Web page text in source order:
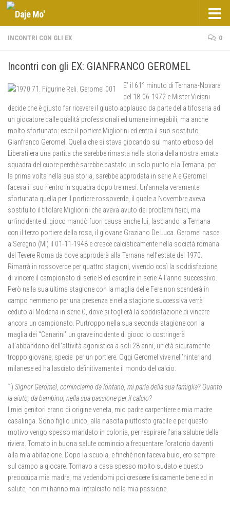
Salta al contenuto
INCONTRI CON GLI EX 0
Incontri con gli EX: GIANFRANCO GEROMEL
E’ il 61° minuto di Ternana-Novara
del 18-06-1972 e Mister Viciani
decide che è giusto far ricevere il giusto applauso da parte della tifoseria ad
un giocatore dalle qualità professionali ed umane innegabili, ma anche
molto sfortunato: esce il portiere Migliorini ed entra il suo sostituto
Gianfranco Geromel. Quella che si stava giocando sul manto erboso del
Liberati era una partita che sarebbe rimasta nella storia della nostra amata
squadra del cuore perchè sarebbe bastato un solo punto e la Ternana, per
la prima volta nella sua storia, sarebbe approdata in serie A e Geromel
faceva il suo rientro in squadra dopo tre mesi. Un’annata veramente
sfortunata quella per il portiere rossoverde, il quale a Novembre aveva
sostituito il titolare Migliorini che aveva avuto dei problemi fisici, ma
un’incidente di gioco mandò fuori causa anche lui, lasciando la Ternana
con il terzo portiere della rosa, il giovane Graziano De Luca. Geromel nasce
a Seregno (MI) il 01-11-1948 e cresce calcisticamente nella società romana
del Tevere Roma da dove approderà alla Ternana nell’estate del 1970.
Rimarrà in rossoverde per quattro stagioni, vivendo così la soddisfazione
di vincere il campionato di serie B ed esordire in serie A l’anno successivo.
Però nella sua ultima stagione con la maglia delle Fere non scenderà in
campo nemmeno per una presenza e nella stagione successiva verrà
ceduto al Modena in serie C, dove si toglierà la soddisfazione di vincere
ancora un campionato. Purtroppo nella sua seconda stagione con la
maglia dei “Canarini” un grave incidente di gioco lo costringerà
all’abbandono dell’attività agonistica a soli 28 anni, un’età sicuramente
troppo giovane, specie per un portiere. Oggi Geromel vive nell’hinterland
milanese ed ha lasciato definitivamente il mondo del calcio.
1) Signor Geromel, cominciamo da lontano, mi parla della sua famiglia? Quanto
la aiutò, da bambino, nella sua passione per il calcio?
I miei genitori erano di origine veneta, mio padre carpentiere e mia madre
casalinga. Sono figlio unico, alla nascita piuttosto gracile e per questo
motivo vengo spesso mandato in colonia, per respirare l’aria salubre della
riviera. Tornato in buona salute comincio a frequentare l’oratorio davanti
alla mia abitazione. Dopo la scuola, e finché non faceva buio, ero sempre
sul campo a giocare. Tornavo a casa spesso molto sudato e questo
preoccupa mia madre, ma vedendomi poi crescere fisicamente bene ed in
salute, non mi hanno mai intralciato nella mia passione.